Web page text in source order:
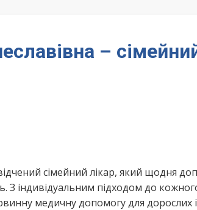
–
сімейний лікар, який щодня
індивідуальним підходом до
медичну допомогу для дорослих